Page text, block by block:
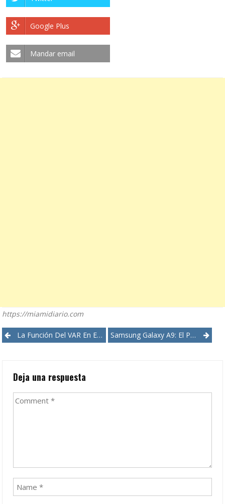
Google Plus
Mandar email
https://miamidiario.com
PostLa Función Del VAR En El Mundial De Rusia 2018 Samsung Galaxy A9: El Primer Móvil Con Cinco Cámaras Para Conquistar A Los ‘millennials’
Deja una respuesta